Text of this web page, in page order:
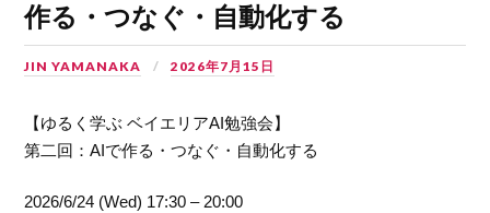
作る・つなぐ・自動化する
JIN YAMANAKA 2026年7月15日
【ゆるく学ぶ ベイエリアAI勉強会】
第二回：AIで作る・つなぐ・自動化する
2026/6/24 (Wed) 17:30 – 20:00